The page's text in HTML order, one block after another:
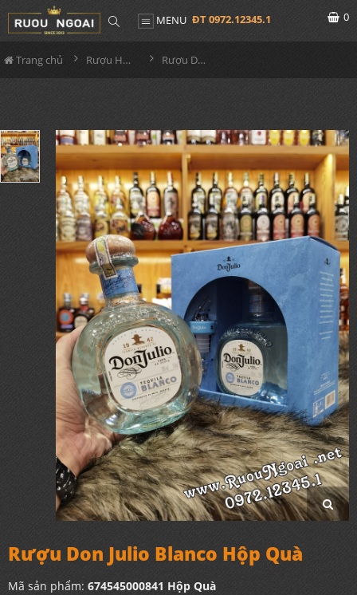
MENU ĐT 0972.12345.1 0
Trang chủ Rượu Hộp Quà Rượu Don Julio Blanco Hộp Quà
Rượu Don Julio Blanco Hộp Quà
Mã sản phẩm: 674545000841 Hộp Quà